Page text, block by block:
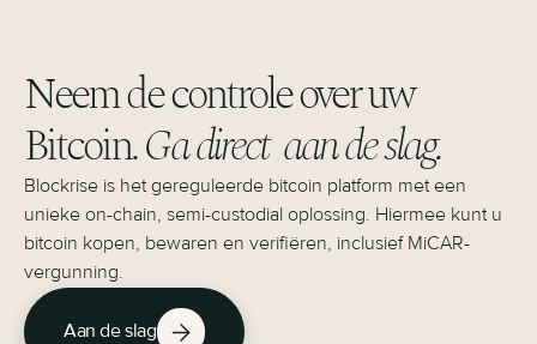
Neem de controle over uw
Bitcoin.Ga direct aan de slag.
Blockrise is het gereguleerde bitcoin platform met een
unieke on-chain, semi-custodial oplossing. Hiermee kunt u
bitcoin kopen, bewaren en verifiëren, inclusief MiCAR-
vergunning.
Aan de slag